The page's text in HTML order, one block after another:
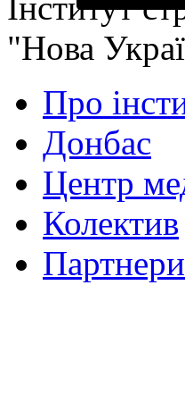
Інститут
"Нова
Про
Донбас
Центр
Колектив
Партнери